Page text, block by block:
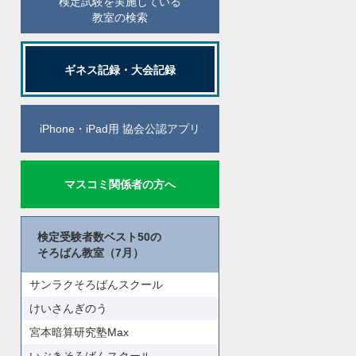
教室の検索
ギネス記録・大会記録
iPhone・iPad用 協会公認アプリ
マスコミ関係者の方へ
検定受験者数ベスト50の
そろばん教室（7月）
サンラクそろばんスクール
けいさんぎのう
宮本暗算研究塾Max